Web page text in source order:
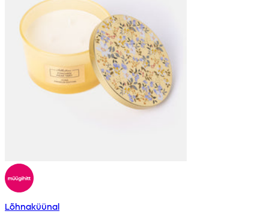
Lõhnaküünal